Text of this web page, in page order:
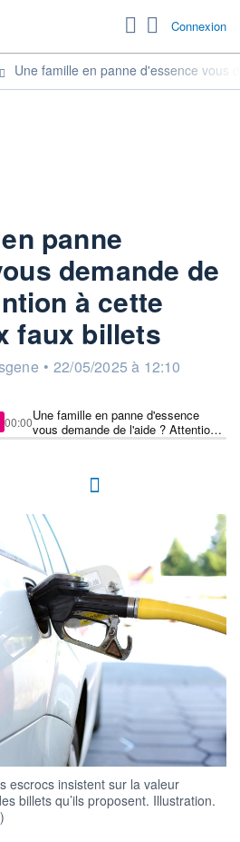
Connexion
Une famille en panne d'essence vous
panne
demande de
à cette
faux billets
• 22/05/2025 à 12:10
Une famille en panne d'essence
vous demande de l'aide ? Attention à
cette arnaque aux faux billets
00:00
escrocs insistent sur la valeur
billets qu’ils proposent. Illustration.